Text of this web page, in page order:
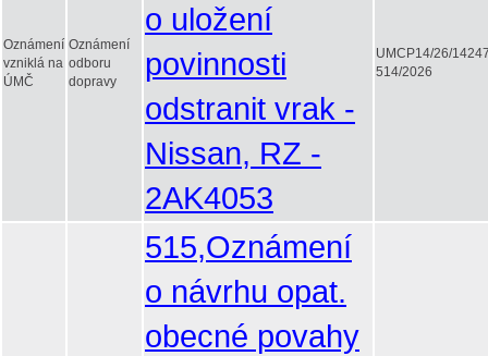
Oznámení
vzniklá na
ÚMČ
Oznámení
odboru
dopravy
o uložení
povinnosti
odstranit vrak -
Nissan, RZ -
2AK4053
UMCP14/26/
514/2026
515,Oznámení
o návrhu opat.
obecné povahy